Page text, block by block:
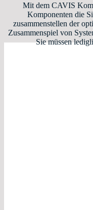
Mit dem CAVIS
Komponenten die
zusammenstellen der
Zusammenspiel von
Sie müssen